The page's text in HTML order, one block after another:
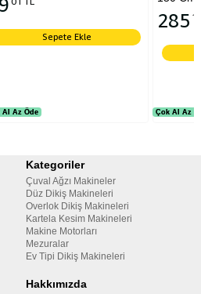
Sepete Ekle
Kategoriler
Çuval Ağzı Makineler
Düz Dikiş Makineleri
Overlok Dikiş Makineleri
Kartela Kesim Makineleri
Makine Motorları
Mezuralar
Ev Tipi Dikiş Makineleri
Hakkımızda